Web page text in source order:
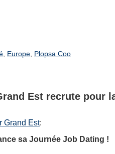
, Europe, Plopsa Coo
Est recrute pour
Grand Est:
sa Journée Job Dating !